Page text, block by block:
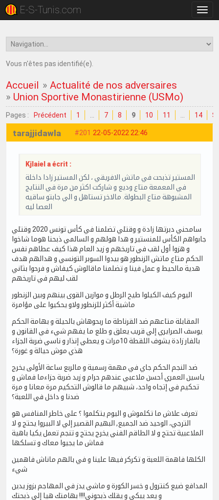
la
E-S-Tunis.com
Vous n'êtes pas identifié(e).
Accueil »Actualité de nos adversaires
» Union Sportive Monastirienne (USMo)
Pages : Précédent 1 7 8 9 10 11 14
#201 22-05-2022 22:46
tarajjidawla
Kjlaiel a écrit :
المستير تذبحت في ماتش الافريقي ، لكن المستير زادا داخلة
في المعمعة متاع وديع و شاركت اكثر من مرة في النتايج
المشبوهة متاع البطولة. مالاخر تستاهل و الي جابتو ساقيه
العصا ليه
سامحني دبرتها زادة و وقتلي تضلمنا في كأس تونس 2020 وقتلي
جابواهم الكأس للمنستير و هدا هولهم و السالمي ذبحنا هوما شاخوا
و هزوا أول لقب في تاريخهم و زيد العام هذا كيف عطاهم نفس
الحكم متاع ماتش الزنطور هو بيدوا السوبر التونسي و هدالهم هدف
هدية مالحيط و عمل فينا و تضلمنا ماقالوش كيفاش و فرحوا بثاني
لقب ليهم في تاريخهم
اليوم كيف الكيلوا طيح الرطل و موازين القوى بينهم وبين الزنطور
ماشية أكثر للزنطور ولاو يحكيوا على مؤامرة
المقابلة متاعهم ضد القرناطة ما ربحوهاش بالحيلة و بهامة الحكم
يوسف الصرايري إلي قريب يعلق و طلع ما يفهم شيء في القانون و
بالفار زادة يشوف اللقطة 10مرات و يعطي إنذار و ناسي ضربة الجزاء
هذي موش حيالة و غورة؟
ضد النجم الحكم جاي في مهمة رسمية و مالربع ساعة الأولى يخرج
ياسين العمري أحسن ملاعبي عندهم حرام و زيد ضربة جزاءما فماش و
تحكيم في إتجاه واحد، شبيهم ما قالوش التحكيم مرة معانا و مرة
ضدنا و داخل في اللعبة؟
تعرف علاش ما تكلموش و اليوم يتكلموا ؟ على خاطر المنافس هو
الترجي، الوحيد ضد الجميع, البهيم القصير إلي لا البيروا يحتج و لا
الملاعبية تحتج و لا الطاقم الفني يخرج يحتج و تنجم تعمل يكيا باهية
فماش ما يجيوا معاك و تسلكها
الكلها فاهمة اللعبة و تكركر فيها علينا و في بالهم ماناش فاهمين
شيء
المدافع ضيع كنترول و خسر الكورة و ماشي يدز في المهاجم بزوز يدين
و يعد يبكي و يقلك ذبحوني!!!! بهامتك هيا إلي ذبحتك